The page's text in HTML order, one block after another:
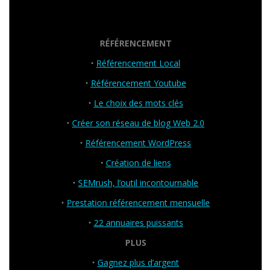
RÉFÉRENCEMENT
• Référencement Local
• Référencement Youtube
• Le choix des mots clés
• Créer son réseau de blog Web 2.0
• Référencement WordPress
• Création de liens
• SEMrush, l’outil incontournable
• Prestation référencement mensuelle
• 22 annuaires puissants
PLUS
• Gagnez plus d’argent